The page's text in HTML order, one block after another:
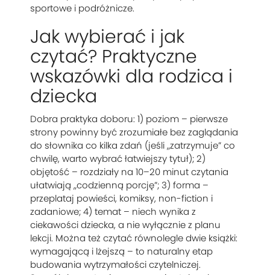
sportowe i podróżnicze.
Jak wybierać i jak
czytać? Praktyczne
wskazówki dla rodzica i
dziecka
Dobra praktyka doboru: 1) poziom – pierwsze
strony powinny być zrozumiałe bez zaglądania
do słownika co kilka zdań (jeśli „zatrzymuje” co
chwilę, warto wybrać łatwiejszy tytuł); 2)
objętość – rozdziały na 10–20 minut czytania
ułatwiają „codzienną porcję”; 3) forma –
przeplataj powieści, komiksy, non-fiction i
zadaniowe; 4) temat – niech wynika z
ciekawości dziecka, a nie wyłącznie z planu
lekcji. Można też czytać równolegle dwie książki:
wymagającą i lżejszą – to naturalny etap
budowania wytrzymałości czytelniczej.